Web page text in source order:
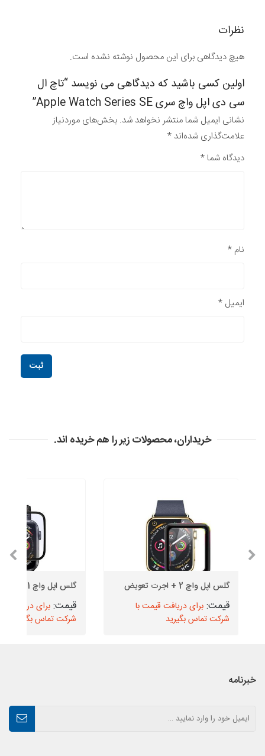
نظرات
هیچ دیدگاهی برای این محصول نوشته نشده است.
اولین کسی باشید که دیدگاهی می نویسد “تاچ ال
سی دی اپل واچ سری Apple Watch Series SE”
نشانی ایمیل شما منتشر نخواهد شد. بخش‌های موردنیاز
علامت‌گذاری شده‌اند *
دیدگاه شما*
نام *
ایمیل *
خریداران، محصولات زیر را هم خریده اند.
گلس اپل واچ 2 + اجرت تعویض
برای دریافت قیمت با
شرکت تماس بگیرید
گلس اپل واچ 1 + اجرت تعویض
برای دریافت
شرکت تماس بگیرید
خبرنامه